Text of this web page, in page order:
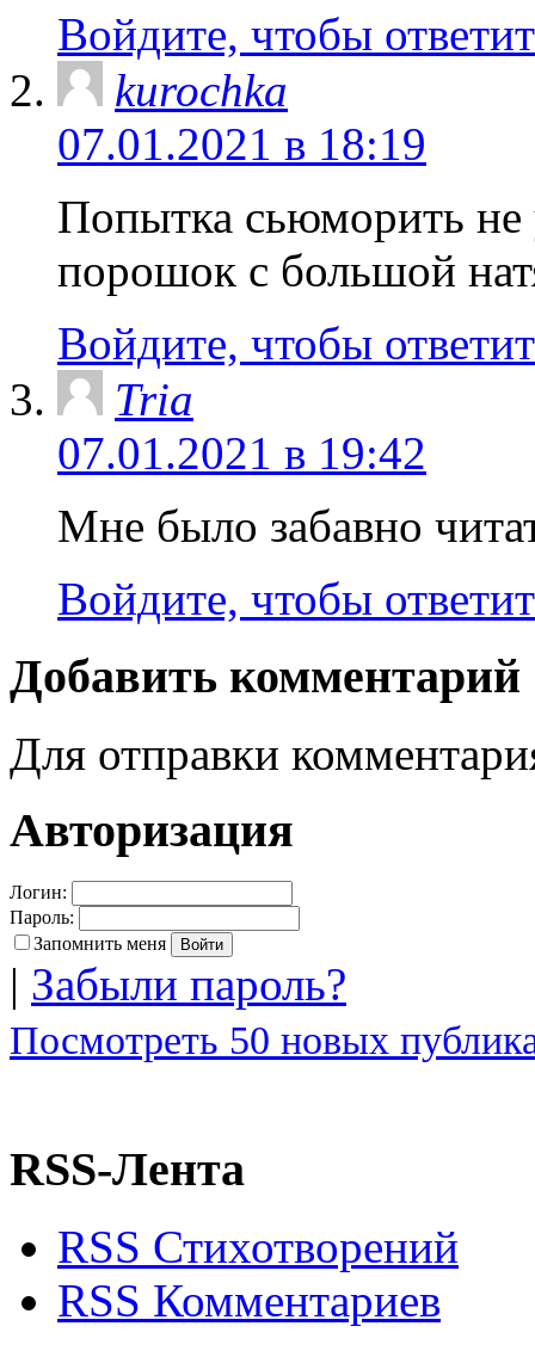
Войдите, чтобы
kurochka
07.01.2021 в 18:19
Попытка сьюморить не
порошок с большой
Войдите, чтобы
Tria
07.01.2021 в 19:42
Мне было забавно
Войдите, чтобы
Добавить комментарий
Для отправки
Авторизация
Логин:
Пароль:
Запомнить меня
| Забыли пароль?
Посмотреть 50 новых
RSS-Лента
RSS Стихотворений
RSS Комментариев